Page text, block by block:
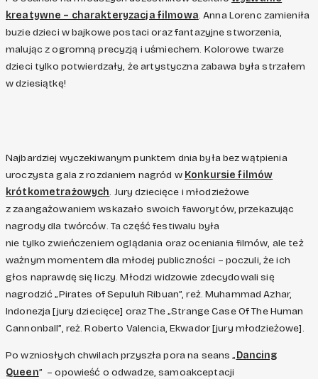
kreatywne – charakteryzacja filmowa. Anna Lorenc zamieniła
buzie dzieci w bajkowe postaci oraz fantazyjne stworzenia,
malując z ogromną precyzją i uśmiechem. Kolorowe twarze
dzieci tylko potwierdzały, że artystyczna zabawa była strzałem
w dziesiątkę!
Najbardziej wyczekiwanym punktem dnia była bez wątpienia
uroczysta gala z rozdaniem nagród w Konkursie filmów
krótkometrażowych. Jury dziecięce i młodzieżowe
z zaangażowaniem wskazało swoich faworytów, przekazując
nagrody dla twórców. Ta część festiwalu była
nie tylko zwieńczeniem oglądania oraz oceniania filmów, ale też
ważnym momentem dla młodej publiczności – poczuli, że ich
głos naprawdę się liczy. Młodzi widzowie zdecydowali się
nagrodzić „Pirates of Sepuluh Ribuan”, reż. Muhammad Azhar,
Indonezja [jury dziecięce] oraz The „Strange Case Of The Human
Cannonball”, reż. Roberto Valencia, Ekwador [jury młodzieżowe].
Po wzniosłych chwilach przyszła pora na seans „Dancing
Queen” – opowieść o odwadze, samoakceptacji